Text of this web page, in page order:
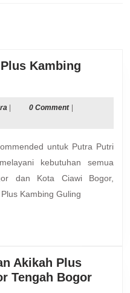
Kambing
Kambinggulingjuara
0 Comment
kebutuhan semua
dan Kota Ciawi Bogor,
Kambing Guling
Akikah Plus
Tengah Bogor